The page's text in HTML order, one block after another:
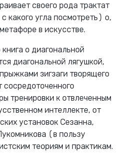
своего рода трактат
какого угла посмотреть) о,
в искусстве.
о диагональной
диагональной лягушкой,
зигзаги творящего
сосредоточенного
тренировки к отвлеченным
интеллекте, от
установок Сезанна,
(в пользу
теориям и практикам.